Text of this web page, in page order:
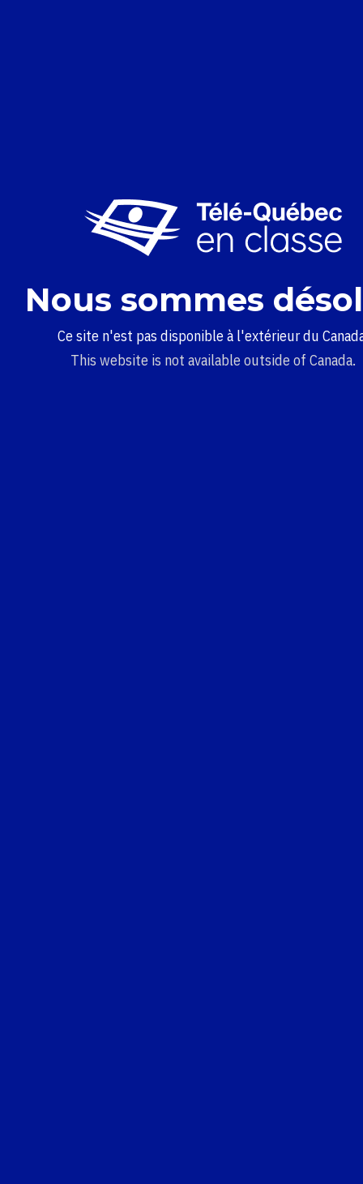
Nous sommes
Ce site n'est pas disponible à l'extérieur du
This website is not available outside of Canada.